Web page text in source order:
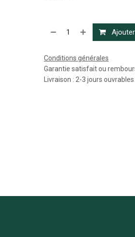
Conditions générales
Garantie satisfait ou
Livraison : 2-3 jours ouvrables